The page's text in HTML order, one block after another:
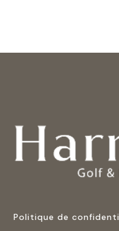
Politique de